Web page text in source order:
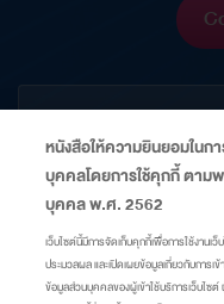
CORPORATE
INFORMATION
LINKS
หนังสือให้ความยินยอมในก
บุคคลโดยการใช้คุกกี้ ตา
บุคคล พ.ศ. 2562
เว็บไซต์นี้มีการจัดเก็บคุกกี้เพื่อการใช้งาน
ประมวลผล และเปิดเผยข้อมูลเกี่ยวกับการเ
ข้อมูลส่วนบุคคลของผู้เข้าใช้บริการเว็บไซ